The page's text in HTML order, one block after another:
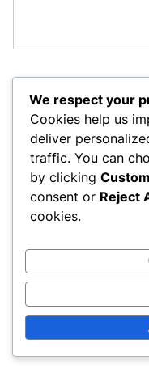
NAME*
EMAIL*
SAVE MY NAME,
We respect your
Cookies help us
deliver
traffic. You can
by clicking
consent or Reject
cookies.